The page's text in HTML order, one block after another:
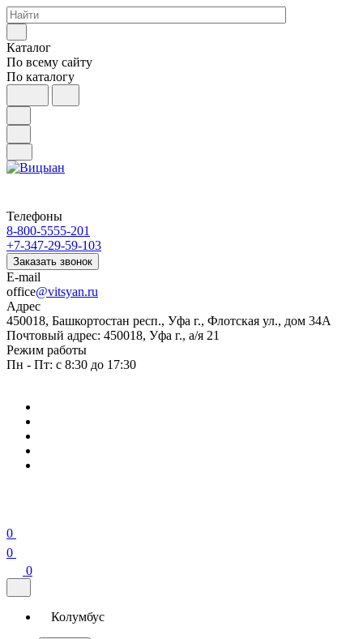
Каталог
По всему сайту
По каталогу
Телефоны
8-800-5555-201
+7-347-29-59-103
Заказать звонок
E-mail
office@vitsyan.ru
Адрес
450018, Башкортостан респ., Уфа г., Флотская ул., дом 34А
Почтовый адрес: 450018, Уфа г., а/я 21
Режим работы
Пн - Пт: с 8:30 до 17:30
0
0
0
Колумбус